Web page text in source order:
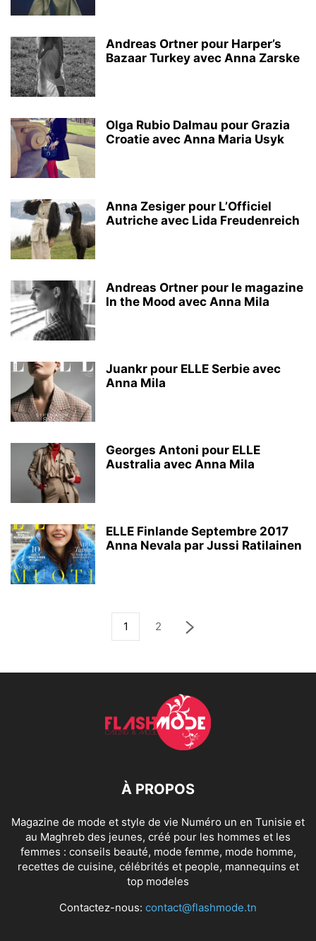
Andreas Ortner pour Harper’s
Bazaar Turkey avec Anna Zarske
Olga Rubio Dalmau pour Grazia
Croatie avec Anna Maria Usyk
Anna Zesiger pour L’Officiel
Autriche avec Lida Freudenreich
Andreas Ortner pour le magazine
In the Mood avec Anna Mila
Juankr pour ELLE Serbie avec
Anna Mila
Georges Antoni pour ELLE
Australia avec Anna Mila
ELLE Finlande Septembre 2017
Anna Nevala par Jussi Ratilainen
1 2
À PROPOS
Magazine de mode et style de vie Numéro un en Tunisie et
au Maghreb des jeunes, créé pour les hommes et les
femmes : conseils beauté, mode femme, mode homme,
recettes de cuisine, célébrités et people, mannequins et
top modeles
Contactez-nous: contact@flashmode.tn